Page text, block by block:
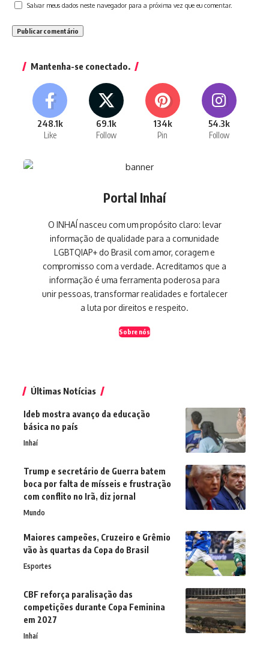
Salvar meus dados neste navegador para a próxima vez que eu comentar.
Mantenha-se conectado.
248.1k
Like
69.1k
Follow
134k
Pin
54.3k
Follow
Portal Inhaí
O INHAÍ nasceu com um propósito claro: levar
informação de qualidade para a comunidade
LGBTQIAP+ do Brasil com amor, coragem e
compromisso com a verdade. Acreditamos que a
informação é uma ferramenta poderosa para
unir pessoas, transformar realidades e fortalecer
a luta por direitos e respeito.
Sobre nós
Últimas Notícias
Ideb mostra avanço da educação
básica no país
Inhaí
Trump e secretário de Guerra batem
boca por falta de mísseis e frustração
com conflito no Irã, diz jornal
Mundo
Maiores campeões, Cruzeiro e Grêmio
vão às quartas da Copa do Brasil
Esportes
CBF reforça paralisação das
competições durante Copa Feminina
em 2027
Inhaí